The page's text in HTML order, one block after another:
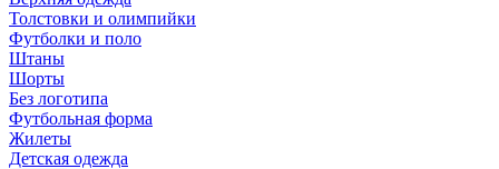
Толстовки и олимпийки
Футболки и поло
Штаны
Шорты
Без логотипа
Футбольная форма
Жилеты
Детская одежда